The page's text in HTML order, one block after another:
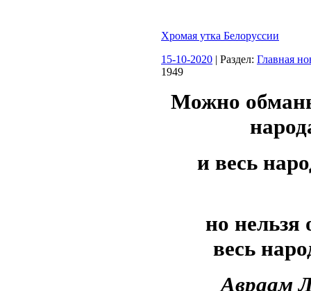
Хромая утка Белоруссии
15-10-2020 | Раздел: Главная
1949
Можно
и весь
но нельзя
весь
Авраам